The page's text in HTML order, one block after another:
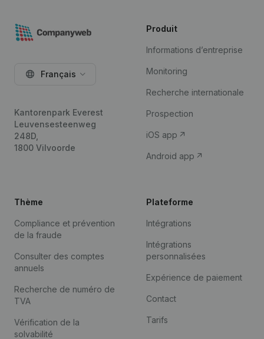
Français
Kantorenpark Everest
Leuvensesteenweg
248D,
1800 Vilvoorde
Produit
Informations d’entreprise
Monitoring
Recherche internationale
Prospection
iOS app
Android app
Thème
Compliance et prévention
de la fraude
Consulter des comptes
annuels
Recherche de numéro de
TVA
Vérification de la
solvabilité
Plateforme
Intégrations
Intégrations
personnalisées
Expérience de paiement
Contact
Tarifs